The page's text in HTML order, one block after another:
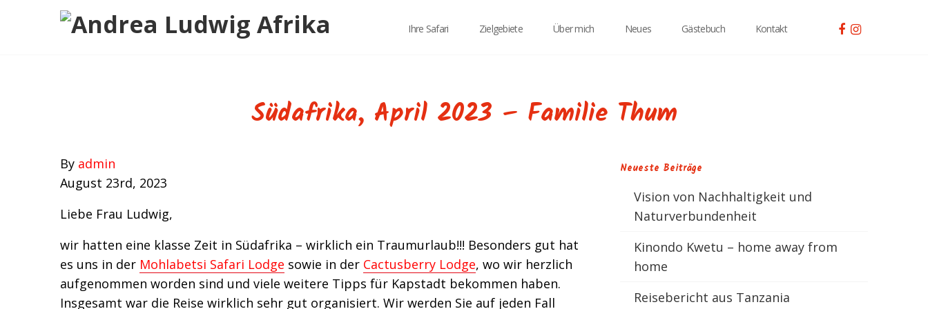
Zielgebiete
Ihre Safari Zielgebiete Über mich Neues Gästebuch Kontakt
Südafrika, April 2023 – Familie Thum
By admin
August 23rd, 2023
Liebe Frau Ludwig,
wir hatten eine klasse Zeit in Südafrika – wirklich ein Traumurlaub!!! Besonders gut hat
es uns in der Mohlabetsi Safari Lodge sowie in der Cactusberry Lodge, wo wir herzlich
aufgenommen worden sind und viele weitere Tipps für Kapstadt bekommen haben.
Insgesamt war die Reise wirklich sehr gut organisiert. Wir werden Sie auf jeden Fall
Neueste Beiträge
Vision von Nachhaltigkeit und
Naturverbundenheit
Kinondo Kwetu – home away from
home
Reisebericht aus Tanzania